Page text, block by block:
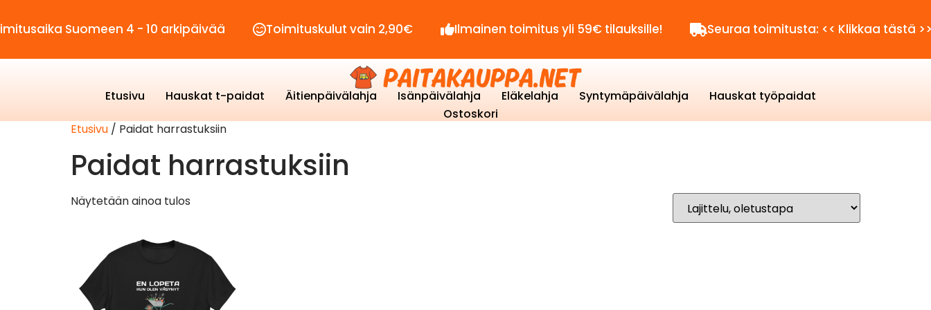
Suomeen 4 - 10 arkipäivää Toimituskulut vain 2,90€ Ilmainen toimitus yli 59€ tilauksille! Seuraa toimitusta: << Klikkaa tästä >>
Etusivu Hauskat t-paidat Äitienpäivälahja Isänpäivälahja Eläkelahja Syntymäpäivälahja
Hauskat työpaidat
Ostoskori
Etusivu / Paidat harrastuksiin
Paidat harrastuksiin
Näytetään ainoa tulos